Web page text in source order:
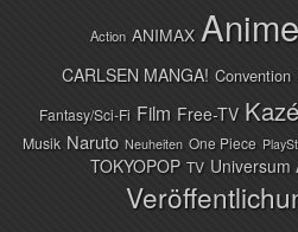
Action ANIMAX Anime
CARLSEN MANGA! Convention
Fantasy/Sci-Fi Film Free-TV Kazé
Musik Naruto Neuheiten One Piece
TOKYOPOP TV Universum